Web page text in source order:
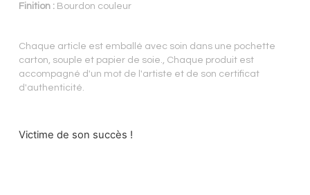
Finition :Bourdon couleur
Chaque article est emballé avec soin dans une pochette
carton, souple et papier de soie., Chaque produit est
accompagné d'un mot de l'artiste et de son certificat
d'authenticité.
Victime de son succès !